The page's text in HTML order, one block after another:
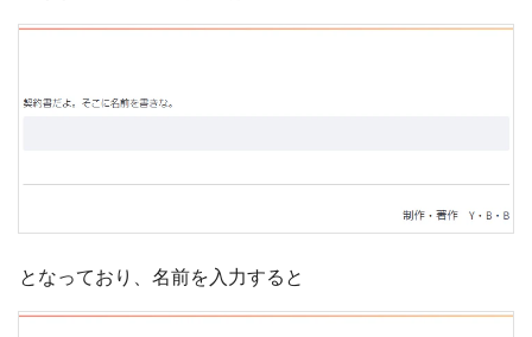
となっており、名前を入力すると